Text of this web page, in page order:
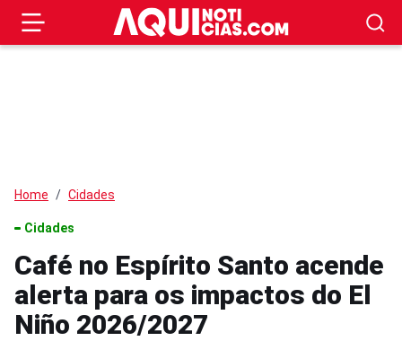
Home Cidades
Cidades
Café no Espírito Santo acende
alerta para os impactos do El
Niño 2026/2027